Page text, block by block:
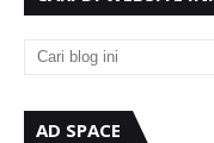
AD SPACE